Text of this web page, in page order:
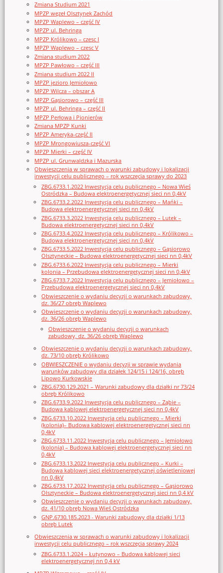
Zmiana Studium 2021
MPZP węzeł Olsztynek Zachód
MPZP Waplewo – część IV
MPZP ul. Behringa
MPZP Królikowo – czesc I
MPZP Waplewo – czesc V
Zmiana studium 2022
MPZP Pawłowo – część III
Zmiana studium 2022 II
MPZP jezioro Jemiołowo
MPZP Wilcza – obszar A
MPZP Gąsiorowo – część III
MPZP ul. Behringa – część II
MPZP Perłowa i Pionierów
Zmiana MPZP Kunki
MPZP Ameryka-część II
MPZP Mrongowiusza-część VI
MPZP Mierki – część IV
MPZP ul. Grunwaldzka i Mazurska
Obwieszczenia w sprawach o warunki zabudowy i lokalizacji
inwestycji celu publicznego – rok wszczęcia sprawy do 2023
ZBG.6733.1.2022 Inwestycja celu publicznego – Nowa Wieś
Ostródzka – Budowa elektroenergetycznej sieci nn 0,4kV
ZBG.6733.2.2022 Inwestycja celu publicznego – Mańki –
Budowa elektroenergetycznej sieci nn 0,4kV
ZBG.6733.3.2022 Inwestycja celu publicznego – Lutek –
Budowa elektroenergetycznej sieci nn 0,4kV
ZBG.6733.4.2022 Inwestycja celu publicznego – Królikowo –
Budowa elektroenergetycznej sieci nn 0,4kV
ZBG.6733.5.2022 Inwestycja celu publicznego – Gąsiorowo
Olsztyneckie – Budowa elektroenergetycznej sieci nn 0,4kV
ZBG.6733.6.2022 Inwestycja celu publicznego – Mierki
kolonia – Przebudowa elektroenergetycznej sieci nn 0,4kV
ZBG.6733.7.2022 Inwestycja celu publicznego – Jemiołowo –
Przebudowa elektroenergetycznej sieci nn 0,4kV
Obwieszczenie o wydaniu decyzji o warunkach zabudowy,
dz. 36/27 obręb Waplewo
Obwieszczenie o wydaniu decyzji o warunkach zabudowy,
dz. 36/26 obręb Waplewo
Obwieszczenie o wydaniu decyzji o warunkach
zabudowy, dz. 36/26 obręb Waplewo
Obwieszczenie o wydaniu decyzji o warunkach zabudowy,
dz. 73/10 obręb Królikowo
OBWIESZCZENIE o wydaniu decyzji w sprawie wydania
warunków zabudowy dla działek 124/15 i 124/16, obręb
Lipowo Kurkowskie
ZBG.6730.129.2021 – Warunki zabudowy dla działki nr 73/24
obręb Królikowo
ZBG.6733.9.2022 Inwestycja celu publicznego – Ząbie –
Budowa kablowej elektroenergetycznej sieci nn 0,4kV
ZBG.6733.10.2022 Inwestycja celu publicznego – Mierki
(kolonia)– Budowa kablowej elektroenergetycznej sieci nn
0,4kV
ZBG.6733.11.2022 Inwestycja celu publicznego – Jemiołowo
(kolonia) – Budowa kablowej elektroenergetycznej sieci nn
0,4kV
ZBG.6733.13.2022 Inwestycja celu publicznego – Kurki –
Budowa kablowej sieci elektroenergetycznej oświetleniowej
nn 0,4kV
ZBG.6733.17.2022 Inwestycja celu publicznego – Gąsiorowo
Olsztyneckie – Budowa elektroenergetycznej sieci nn 0,4 kV
Obwieszczenie o wydaniu decyzji o warunkach zabudowy,
dz. 41/10 obręb Nowa Wieś Ostródzka
GNP.6730.185.2023 - Warunki zabudowy dla działki 1/13
obręb Lutek
Obwieszczenia w sprawach o warunki zabudowy i lokalizacji
inwestycji celu publicznego – rok wszczęcia sprawy 2024
ZBG.6733.1.2024 – Łutynowo – Budowa kablowej sieci
elektroenergetycznej nn 0,4 kV